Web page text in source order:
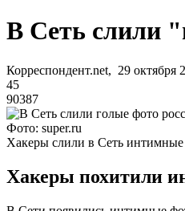
В Сеть слили
Корреспондент.net, 29 октября
45
90387
Фото: super.ru
Хакеры слили в Сеть
Хакеры похитили